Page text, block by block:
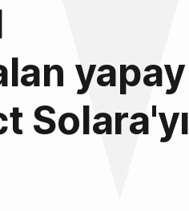
yapay
Solara'yı